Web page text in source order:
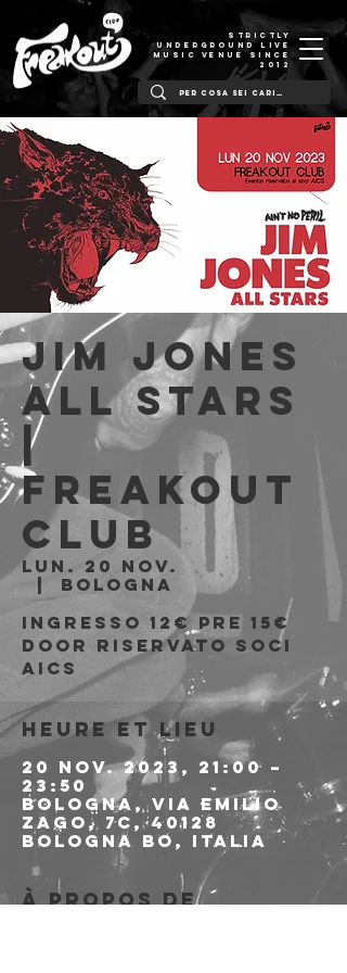
STRICTLY
UNDERGROUND LIVE
MUSIC VENUE SINCE
2012
Jim Jones
All Stars
|
Freakout
Club
lun. 20 nov.
Bologna
Ingresso 12€ PRE 15€
DOOR riservato soci
AICS
Heure et lieu
20 nov. 2023, 21:00 –
23:50
Bologna, Via Emilio
Zago, 7c, 40128
Bologna BO, Italia
À propos de